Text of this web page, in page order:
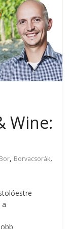
Wine:
Bor, Borvacsorák,
a